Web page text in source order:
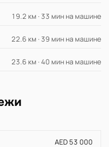
19.2 км · 33 мин на машине
22.6 км · 39 мин на машине
23.6 км · 40 мин на машине
AED 53 000